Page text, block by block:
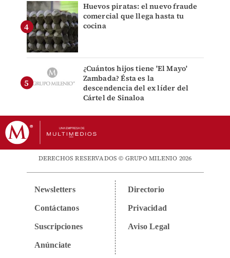
Huevos piratas: el nuevo fraude
comercial que llega hasta tu
cocina
¿Cuántos hijos tiene 'El Mayo'
Zambada? Ésta es la
descendencia del ex líder del
Cártel de Sinaloa
DERECHOS RESERVADOS © GRUPO MILENIO 2026
Newsletters
Contáctanos
Suscripciones
Anúnciate
Directorio
Privacidad
Aviso Legal